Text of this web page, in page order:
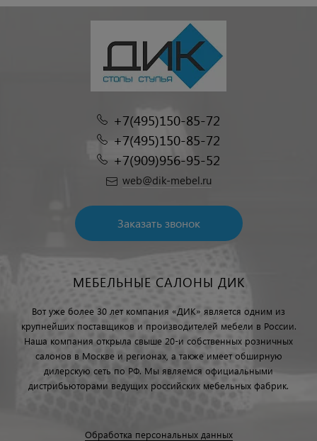
+7(495)150-85-72
+7(495)150-85-72
+7(909)956-95-52
web@dik-mebel.ru
Заказать звонок
МЕБЕЛЬНЫЕ САЛОНЫ ДИК
Вот уже более 30 лет компания «ДИК» является одним из
крупнейших поставщиков и производителей мебели в России.
Наша компания открыла свыше 20-и собственных розничных
салонов в Москве и регионах, а также имеет обширную
дилерскую сеть по РФ. Мы являемся официальными
дистрибьюторами ведущих российских мебельных фабрик.
Обработка персональных данных